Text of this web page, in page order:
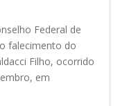
Federal de
falecimento do
Filho, ocorrido
em